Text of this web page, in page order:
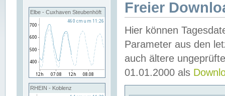
Elbe - Cuxhaven Steubenhöft
RHEIN - Koblenz
Freier
Hier können
Parameter aus den
auch ältere
01.01.2000 als